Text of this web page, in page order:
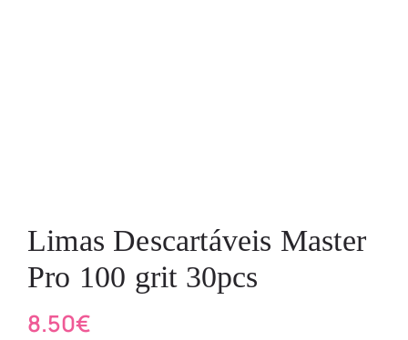
Limas Descartáveis Master
Pro 100 grit 30pcs
8.50€